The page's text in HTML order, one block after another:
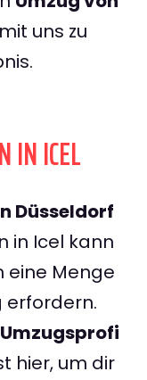
uns zu
IN ICEL
Düsseldorf
in Icel kann
eine Menge
erfordern.
Umzugsprofi
hier, um dir